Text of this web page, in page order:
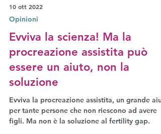
Opinioni
Evviva la scienza! Ma la
procreazione assistita può
essere un aiuto, non la
soluzione
Evviva la procreazione assistita, un grande